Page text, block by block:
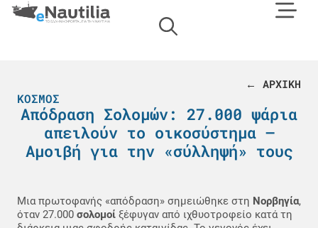
← ΑΡΧΙΚΗ
ΚΌΣΜΟΣ
Απόδραση Σολομών: 27.000 ψάρια
απειλούν το οικοσύστημα –
Αμοιβή για την «σύλληψή» τους
Μια πρωτοφανής «απόδραση» σημειώθηκε στη Νορβηγία,
όταν 27.000 σολομοί ξέφυγαν από ιχθυοτροφείο κατά τη